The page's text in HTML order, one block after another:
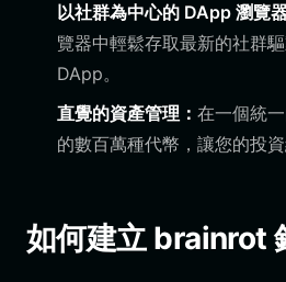
以社群為中心的 DApp 瀏覽器
覽器中輕鬆存取最新的社群
DApp。
直覺的資產管理： 在一個統
的數百萬種代幣，讓您的投
如何建立 brainrot